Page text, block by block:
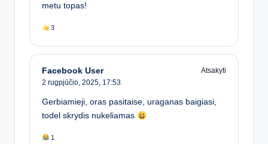
metu topas!
3
Facebook User
Atsakyti
2 rugpjūčio, 2025, 17:53
Gerbiamieji, oras pasitaise, uraganas baigiasi,
todel skrydis nukeliamas
1